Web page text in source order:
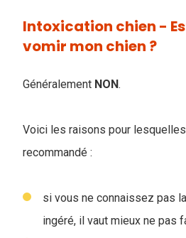
Intoxication chien -
vomir mon chien ?
Généralement NON.
Voici les raisons pour
recommandé :
si vous ne connaissez pas
ingéré, il vaut mieux ne pas